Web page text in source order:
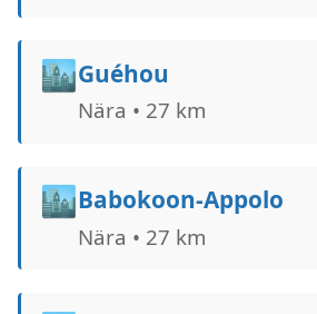
🏙️Guéhou
Nära • 27 km
🏙️Babokoon-Appolo
Nära • 27 km